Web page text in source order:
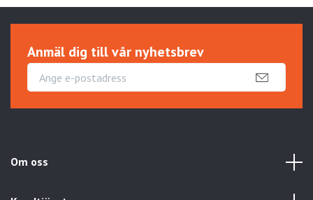
Anmäl dig till vår nyhetsbrev
Om oss